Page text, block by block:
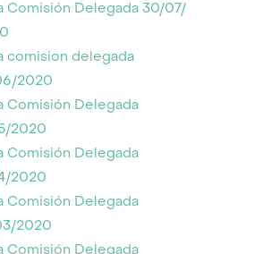
Comisión Delegada 30/07/
comision delegada
2020
Comisión Delegada
2020
Comisión Delegada
2020
Comisión Delegada
2020
Comisión Delegada